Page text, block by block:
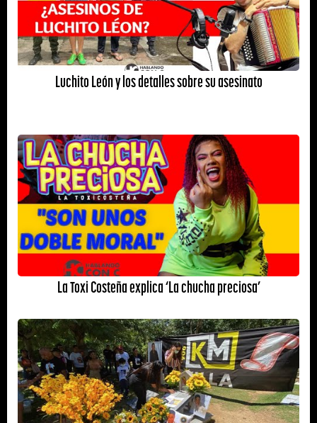
Luchito León y los detalles sobre su asesinato
La Toxi Costeña explica ‘La chucha preciosa’